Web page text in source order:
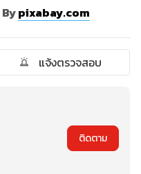
Bypixabay.com
แจ้งตรวจสอบ
ติดตาม